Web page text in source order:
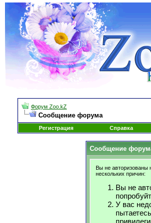
Форум Zoo.kZ
Сообщение форума
Регистрация Справка
Сообщение
Вы не авторизованы
нескольких причин:
Вы не
У вас